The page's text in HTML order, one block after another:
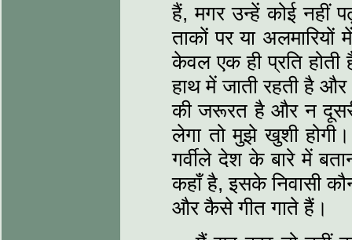
हैं, मगर उन्‍हें कोई नहीं
ताकों पर या
केवल एक ही प्रति
हाथ में जाती रहती है
की जरूरत है और न
लेगा तो मुझे खुशी
गर्वीले देश के बारे में
कहाँ है, इसके निवासी
और कैसे गीत गाते हैं।